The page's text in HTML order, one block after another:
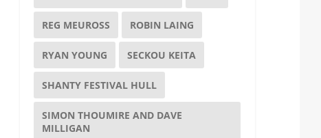
REG MEUROSS ROBIN LAING
RYAN YOUNG SECKOU KEITA
SHANTY FESTIVAL HULL
SIMON THOUMIRE AND DAVE
MILLIGAN